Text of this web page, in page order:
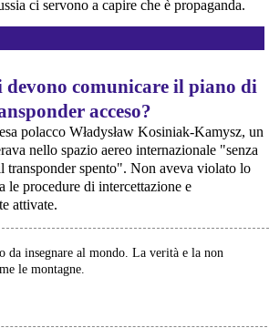
la manifestazione contro il riarmo europeo
il riarmo europeo: “Welfare, not warfare”Anche
2026, cittadini e organizzazioni pacifiste stanno
il riarmo, in collegamento con le proteste in
contro il riarmo, in questi minuti sta
pacifista europea di No Rearm Europe
contro il riarmo e il militarismoSi è svolta
la manifestazione indetta dall'Assemblea
con il titolo "Contro il riarmo e la guerra
si sono radunati in Plaza de Atoc
i suoi mandati e la cerniera con la NATO
che il 2 agosto 1980 insanguinò la stazione
a ricordare le 85 vittime e gli oltre 200 feriti di
con un nuovo editoriale dal titolo "Strage di
ci servono a capire che è propaganda.
comunicare il piano di
acceso?
polacco Władysław Kosiniak-Kamysz, un
nello spazio aereo internazionale "senza
transponder spento". Non aveva violato lo
le procedure di intercettazione e
attivate.
da insegnare al mondo. La verità e la non
le montagne.